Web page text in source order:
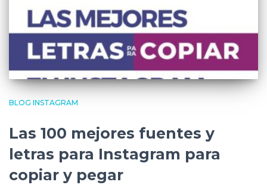
BLOG INSTAGRAM
Las 100 mejores fuentes y
letras para Instagram para
copiar y pegar